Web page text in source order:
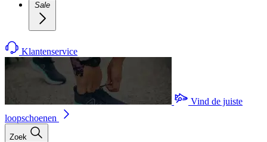
Sale
Klantenservice
Vind de juiste
loopschoenen
Zoek